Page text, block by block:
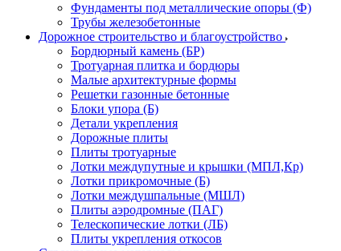
Фундаменты под металлические опоры (Ф)
Трубы железобетонные
Дорожное строительство и благоустройство
Бордюрный камень (БР)
Тротуарная плитка и бордюры
Малые архитектурные формы
Решетки газонные бетонные
Блоки упора (Б)
Детали укрепления
Дорожные плиты
Плиты тротуарные
Лотки междупутные и крышки (МПЛ,Кр)
Лотки прикромочные (Б)
Лотки междушпальные (МШЛ)
Плиты аэродромные (ПАГ)
Телескопические лотки (ЛБ)
Плиты укрепления откосов